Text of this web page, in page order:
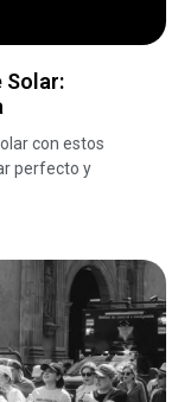
Solar:
con estos
perfecto y